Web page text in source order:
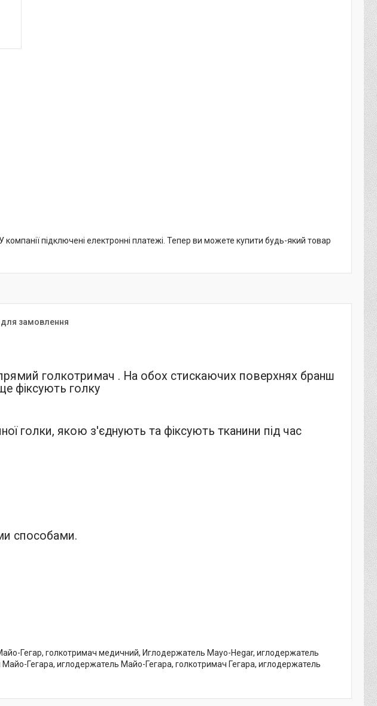
У компанії підключені електронні платежі. Тепер ви можете купити будь-який товар
замовлення
голкотримач . На обох стискаючих поверхнях бранш
фіксують голку
голки, якою з'єднують та фіксують тканини під час
способами.
Гегар, голкотримач медичний, Иглодержатель Mayo-Hegar, иглодержатель
Гегара, иглодержатель Майо-Гегара, голкотримач Гегара, иглодержатель